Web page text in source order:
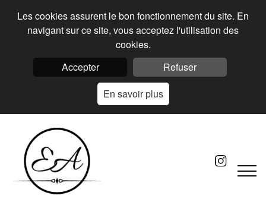
Les cookies assurent le bon fonctionnement du site. En
navigant sur ce site, vous acceptez l'utilisation des
cookies.
Accepter
Refuser
En savoir plus